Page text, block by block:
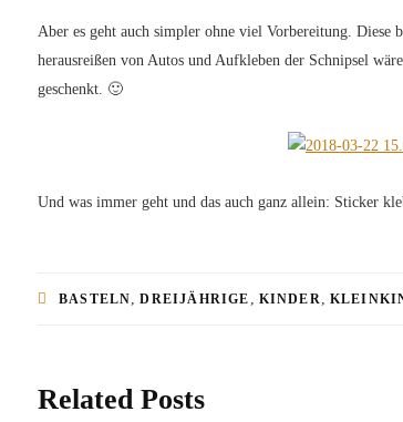
Aber es geht auch simpler ohne viel Vorbereitung.
herausreißen von Autos und Aufkleben der Schnipsel
geschenkt. 🙂
Und was immer geht und das auch ganz allein: Sticker
BASTELN,DREIJÄHRIGE , KINDER,
Related Posts